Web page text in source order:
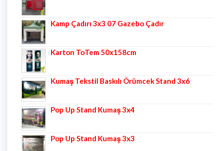
Kamp Çadırı 3x3 07 Gazebo Çadır
Karton ToTem 50x158cm
Kumaş Tekstil Baskılı Örümcek Stand 3x6
Pop Up Stand Kumaş 3x4
Pop Up Stand Kumaş 3x3